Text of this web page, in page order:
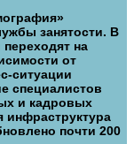
занятости. В
на
от
ситуации
специалистов
и кадровых
инфраструктура
почти 200